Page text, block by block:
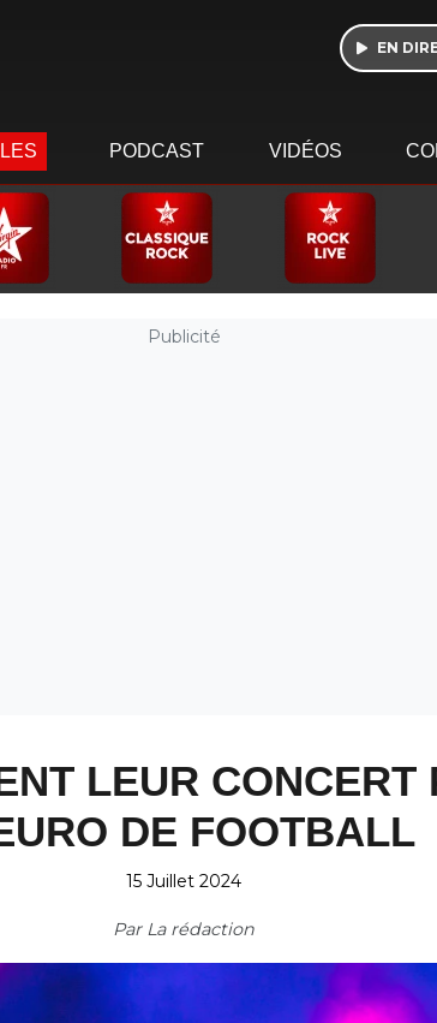
EN
PODCAST VIDÉOS
Publicité
LEUR CONCERT
DE FOOTBALL
15 Juillet 2024
Par La rédaction